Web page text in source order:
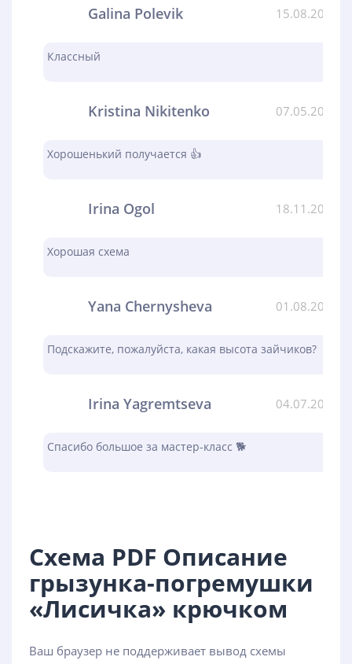
Galina Polevik 15.08.2024
Классный
Kristina Nikitenko 07.05.2024
Хорошенький получается 👍
Irina Ogol 18.11.2023
Хорошая схема
Yana Chernysheva 01.08.2023
Подскажите, пожалуйста, какая высота зайчиков?
Irina Yagremtseva 04.07.2023
Спасибо большое за мастер-класс 🐕
Схема PDF Описание
грызунка-погремушки
«Лисичка» крючком
Ваш браузер не поддерживает вывод схемы